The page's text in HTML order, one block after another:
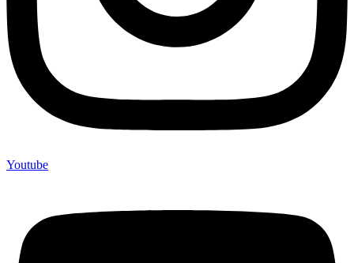
Youtube